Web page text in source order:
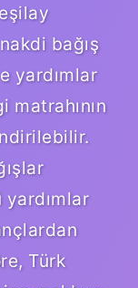
bağış
yardımlar
matrahının
Türk